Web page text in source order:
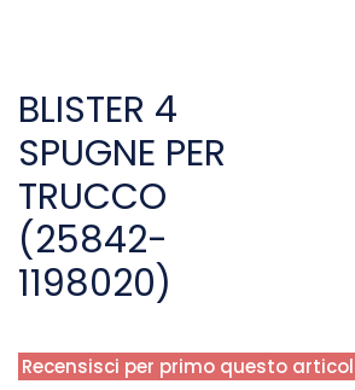
BLISTER 4
SPUGNE PER
TRUCCO
(25842-
1198020)
Recensisci per primo questo